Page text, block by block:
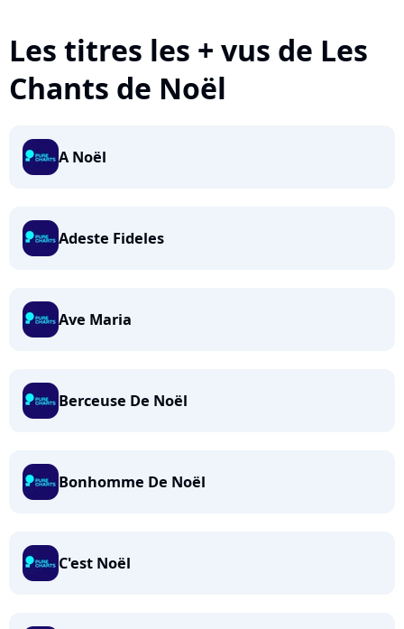
Les titres les + vus de Les
Chants de Noël
A Noël
Adeste Fideles
Ave Maria
Berceuse De Noël
Bonhomme De Noël
C'est Noël